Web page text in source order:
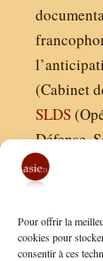
Pour offrir la
cookies pour
consentir à ces
(Cabinet
SLDS
Défense,
Finaldées